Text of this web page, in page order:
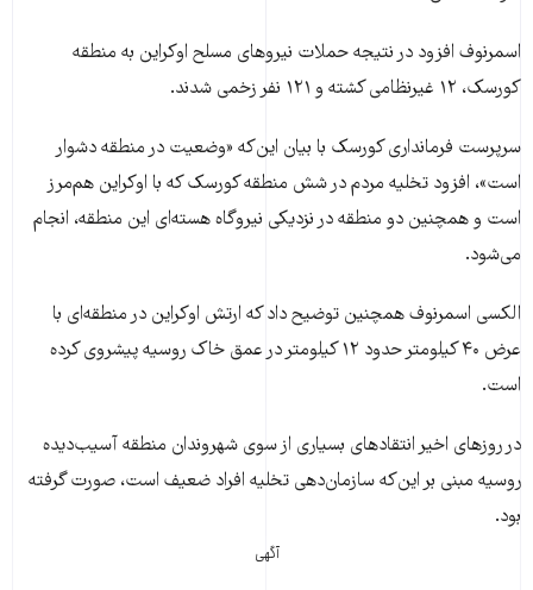
اسمرنوف افزود در نتیجه حملات نیروهای مسلح اوکراین به منطقه
کورسک، ۱۲ غیرنظامی کشته و ۱۲۱ نفر زخمی شدند.
سرپرست فرمانداری کورسک با بیان این‌که «وضعیت در منطقه دشوار
است»، افزود تخلیه مردم در شش منطقه کورسک که با اوکراین هم‌مرز
است و همچنین دو منطقه در نزدیکی نیروگاه هسته‌ای این منطقه، انجام
می‌شود.
الکسی اسمرنوف همچنین توضیح داد که ارتش اوکراین در منطقه‌ای با
عرض ۴۰ کیلومتر حدود ۱۲ کیلومتر در عمق خاک روسیه پیشروی کرده
است.
در روزهای اخیر انتقادهای بسیاری از سوی شهروندان منطقه آسیب‌دیده
روسیه مبنی بر این‌که سازمان‌دهی تخلیه افراد ضعیف است، صورت گرفته
بود.
آگهی